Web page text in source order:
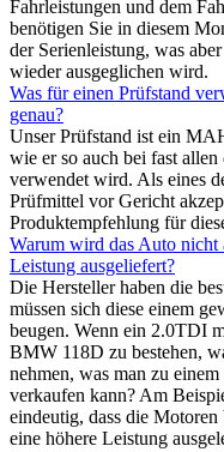
Fahrleistungen und dem
benötigen Sie in diesem
der Serienleistung, was
wieder ausgeglichen wird.
Was für einen Prüfstand
genau?
Unser Prüfstand ist ein
wie er so auch bei fast
verwendet wird. Als eines
Prüfmittel vor Gericht
Produktempfehlung für
Warum wird das Auto nicht
Leistung ausgeliefert?
Die Hersteller haben die
müssen sich diese einem
beugen. Wenn ein 2.0TDI
BMW 118D zu bestehen,
nehmen, was man zu
verkaufen kann? Am
eindeutig, dass die
eine höhere Leistung